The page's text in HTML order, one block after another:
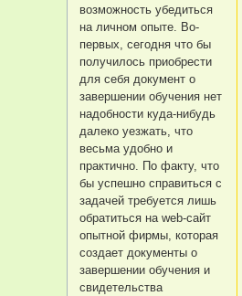
возможность убедиться
на личном опыте. Во-
первых, сегодня что бы
получилось приобрести
для себя документ о
завершении обучения нет
надобности куда-нибудь
далеко уезжать, что
весьма удобно и
практично. По факту, что
бы успешно справиться с
задачей требуется лишь
обратиться на web-сайт
опытной фирмы, которая
создает документы о
завершении обучения и
свидетельства